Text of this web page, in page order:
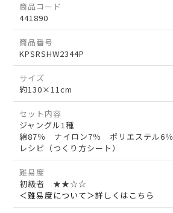
商品コード
441890
商品番号
KPSRSHW2344P
サイズ
約130×11cm
セット内容
ジャングル1種
綿87％ ナイロン7％ ポリエステル6％
レシピ（つくり方シート）
難易度
初級者 ★★☆☆
＜難易度について＞詳しくはこちら